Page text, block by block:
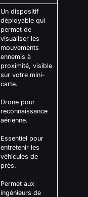
Un dispositif
déployable qui
permet de
visualiser les
mouvements
ennemis à
proximité, visible
sur votre mini-
carte.
Drone pour
reconnaissance
aérienne.
Essentiel pour
entretenir les
véhicules de
près.
Permet aux
ingénieurs de